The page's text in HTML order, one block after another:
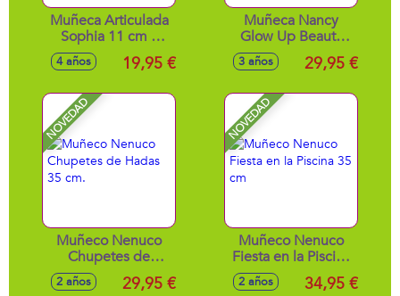
Muñeca Articulada
Sophia 11 cm y
Unicornio Wildstar
de 12 cm. Incluye
cuidado del pelo.
4 años 19,95 €
Muñeca Nancy
Glow Up Beauty
Pack 42 cm. Viste
un outfit súper
su ritual de
cuidado.
3 años 29,95 €
NOVEDAD
Muñeco Nenuco
Chupetes de
Hadas 35 cm.
2 años 29,95 €
NOVEDAD
Muñeco Nenuco
Fiesta en la Piscina
35 cm
2 años 34,95 €